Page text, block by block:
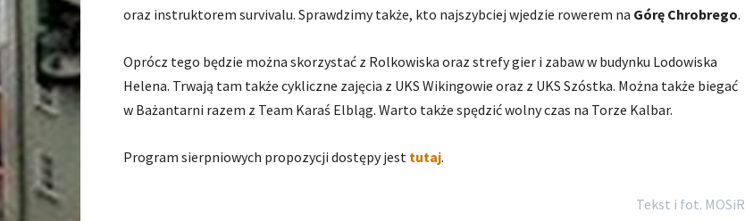
oraz instruktorem survivalu. Sprawdzimy także, kto najszybciej wjedzie rowerem na Górę Chrobrego.
Oprócz tego będzie można skorzystać z Rolkowiska oraz strefy gier i zabaw w budynku Lodowiska
Helena. Trwają tam także cykliczne zajęcia z UKS Wikingowie oraz z UKS Szóstka. Można także biegać
w Bażantarni razem z Team Karaś Elbląg. Warto także spędzić wolny czas na Torze Kalbar.
Program sierpniowych propozycji dostępy jest tutaj.
Tekst i fot. MOSiR